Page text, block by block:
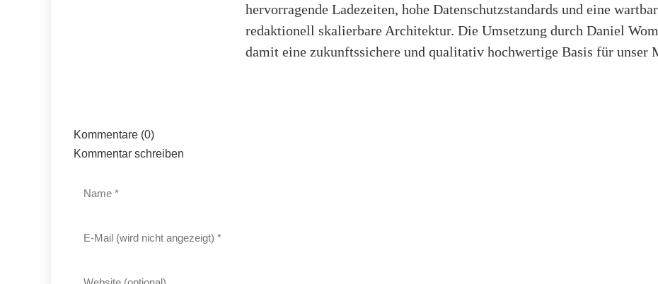
hervorragende Ladezeiten, hohe Datenschutzstandards und eine
redaktionell skalierbare Architektur. Die Umsetzung durch Daniel
damit eine zukunftssichere und qualitativ hochwertige Basis für unser
Kommentare (0)
Kommentar schreiben